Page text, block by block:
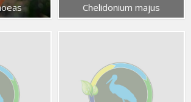
Chelidonium majus